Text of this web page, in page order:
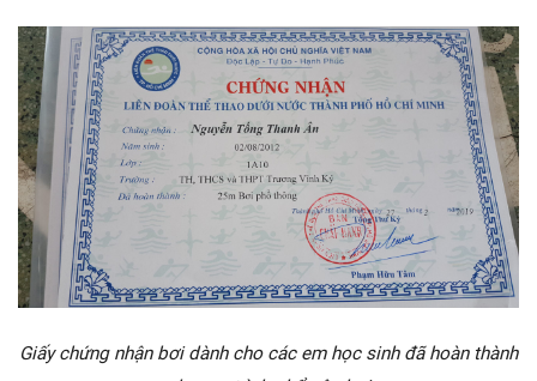
Giấy chứng nhận bơi dành cho các em học sinh đã hoàn thành